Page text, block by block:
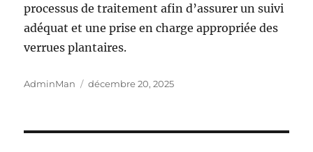
processus de traitement afin d’assurer un suivi
adéquat et une prise en charge appropriée des
verrues plantaires.
Auteur
AdminMan
Publié
décembre 20, 2025